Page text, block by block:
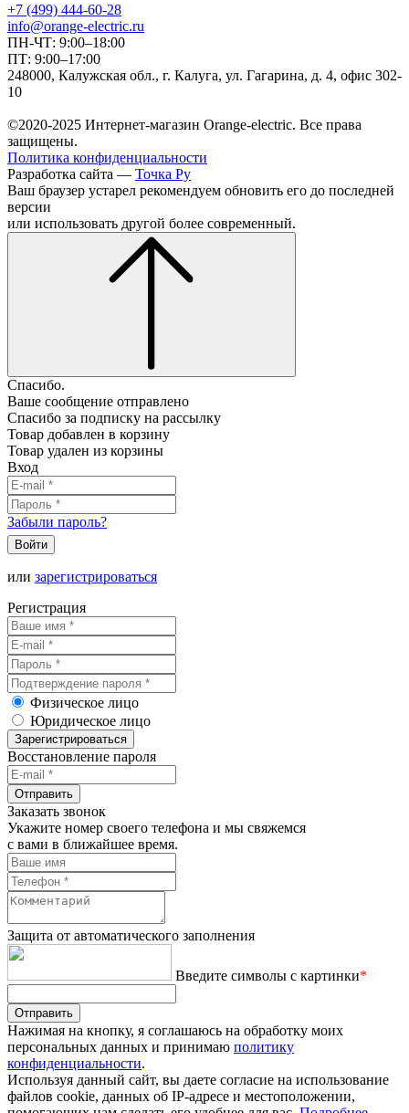
+7 (499) 444-60-28
info@orange-electric.ru
ПН-ЧТ: 9:00–18:00
ПТ: 9:00–17:00
248000, Калужская обл., г. Калуга, ул. Гагарина, д. 4, офис 302-
10
©2020-2025 Интернет-магазин Orange-electric. Все права
защищены.
Политика конфиденциальности
Разработка сайта — Точка Ру
Ваш браузер устарел рекомендуем обновить его до последней
версии
или использовать другой более современный.
Спасибо.
Ваше сообщение отправлено
Спасибо за подписку на рассылку
Товар добавлен в корзину
Товар удален из корзины
Вход
Забыли пароль?
Войти
или зарегистрироваться
Регистрация
Физическое лицо
Юридическое лицо
Зарегистрироваться
Восстановление пароля
Отправить
Заказать звонок
Укажите номер своего телефона и мы свяжемся
с вами в ближайшее время.
Защита от автоматического заполнения
Введите символы с картинки*
Отправить
Нажимая на кнопку, я соглашаюсь на обработку моих
персональных данных и принимаю политику
конфиденциальности.
Используя данный сайт, вы даете согласие на использование
файлов cookie, данных об IP-адресе и местоположении,